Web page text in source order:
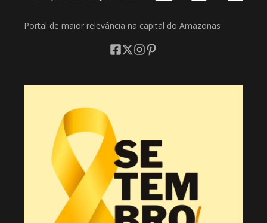
Portal de maior relevância na capital do Amazonas